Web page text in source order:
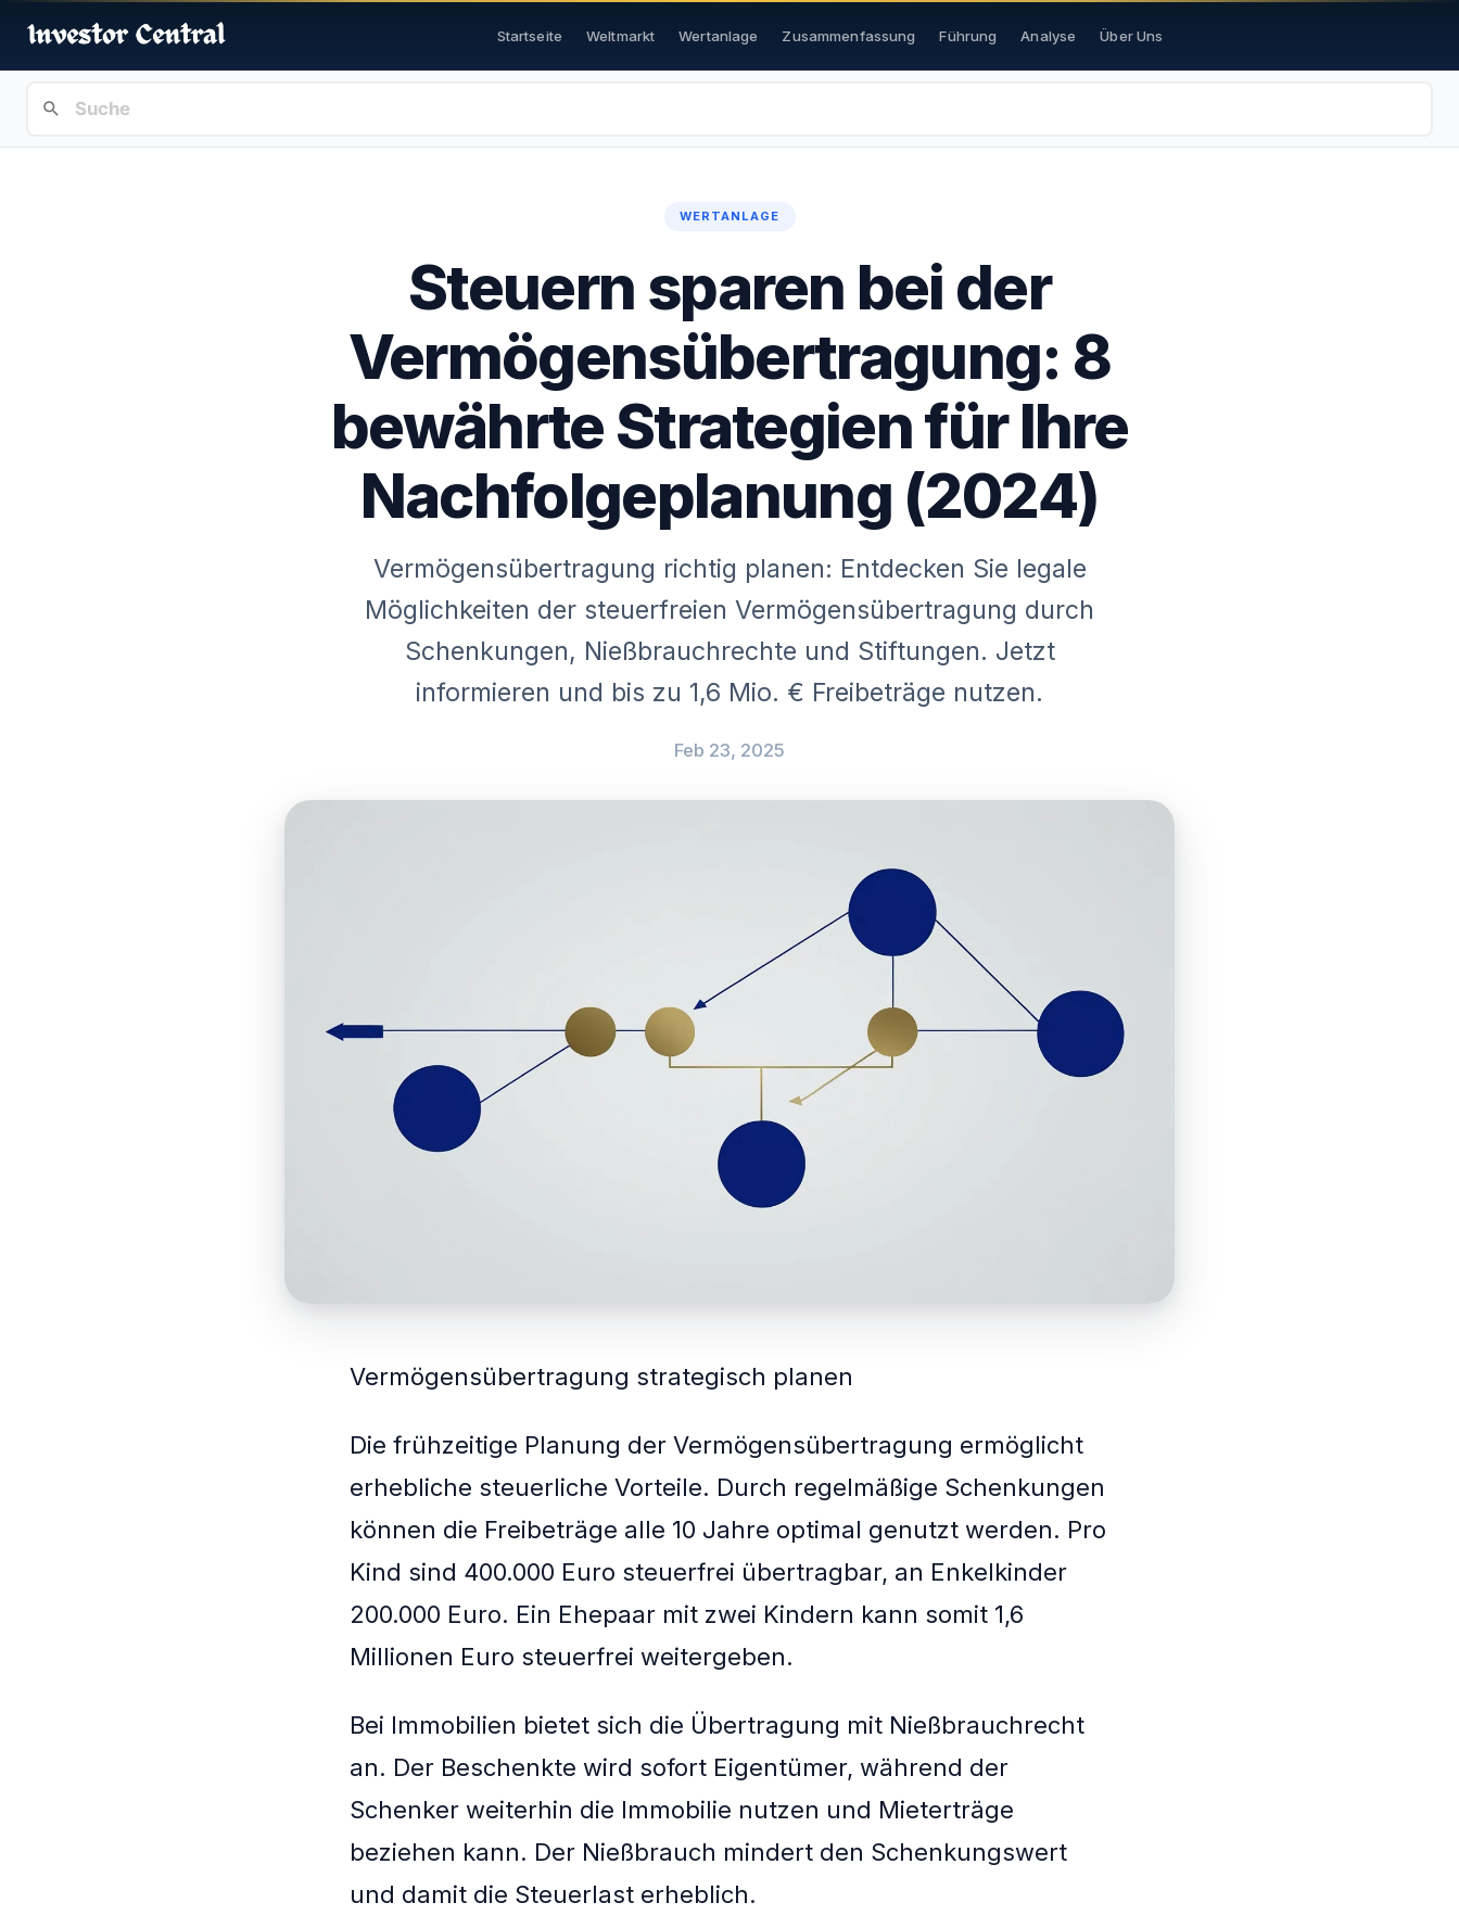
Startseite Weltmarkt Wertanlage Zusammenfassung Führung Analyse Über Uns
WERTANLAGE
Steuern sparen bei der
Vermögensübertragung: 8
bewährte Strategien für Ihre
Nachfolgeplanung (2024)
Vermögensübertragung richtig planen: Entdecken Sie legale
Möglichkeiten der steuerfreien Vermögensübertragung durch
Schenkungen, Nießbrauchrechte und Stiftungen. Jetzt
informieren und bis zu 1,6 Mio. € Freibeträge nutzen.
Feb 23, 2025
Vermögensübertragung strategisch planen
Die frühzeitige Planung der Vermögensübertragung ermöglicht
erhebliche steuerliche Vorteile. Durch regelmäßige Schenkungen
können die Freibeträge alle 10 Jahre optimal genutzt werden. Pro
Kind sind 400.000 Euro steuerfrei übertragbar, an Enkelkinder
200.000 Euro. Ein Ehepaar mit zwei Kindern kann somit 1,6
Millionen Euro steuerfrei weitergeben.
Bei Immobilien bietet sich die Übertragung mit Nießbrauchrecht
an. Der Beschenkte wird sofort Eigentümer, während der
Schenker weiterhin die Immobilie nutzen und Mieterträge
beziehen kann. Der Nießbrauch mindert den Schenkungswert
und damit die Steuerlast erheblich.